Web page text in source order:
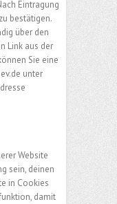
Eintragung
bestätigen.
über den
Link aus der
Sie eine
unter
Website
sein, deinen
in Cookies
damit